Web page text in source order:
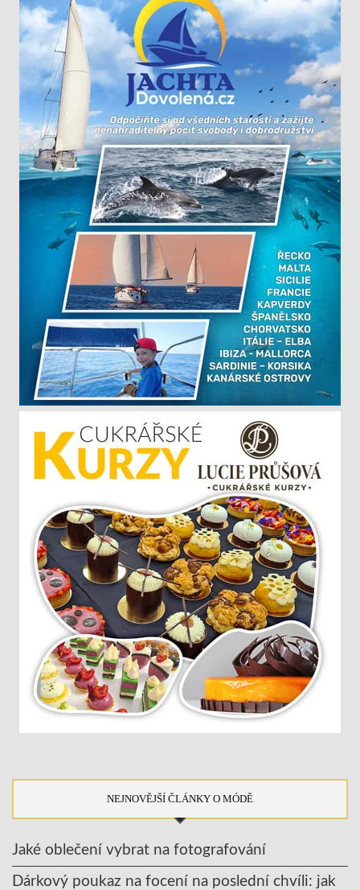
NEJNOVĚJŠÍ ČLÁNKY O MÓDĚ
Jaké oblečení vybrat na fotografování
Dárkový poukaz na focení na poslední chvíli: jak